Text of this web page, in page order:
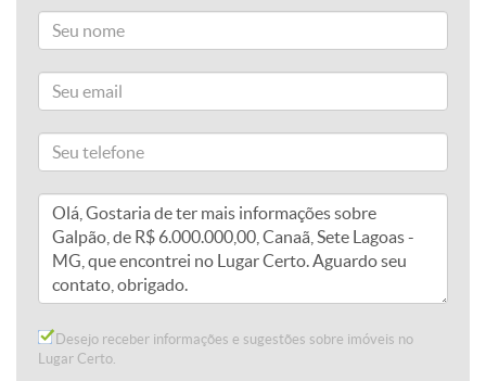
Desejo receber informações e sugestões sobre imóveis no
Lugar Certo.